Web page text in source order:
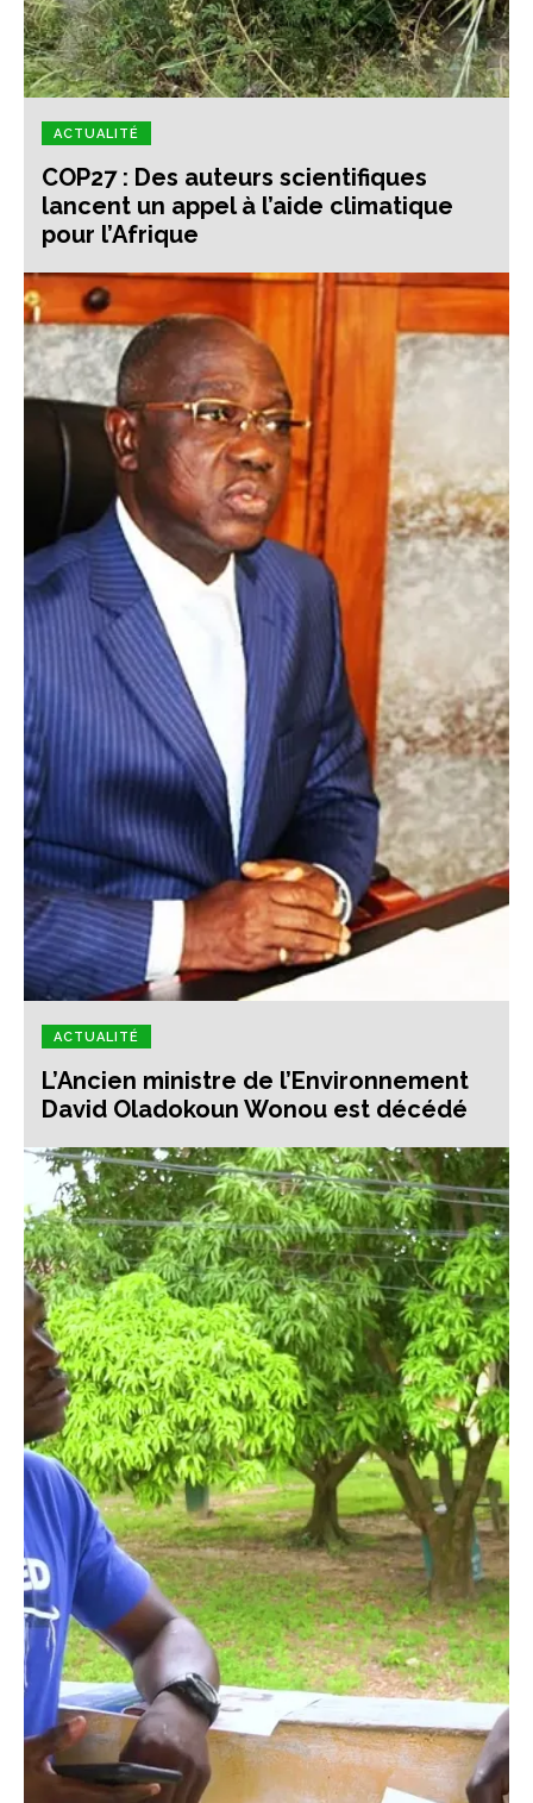
ACTUALITÉ
COP27 : Des auteurs scientifiques
lancent un appel à l’aide climatique
pour l’Afrique
ACTUALITÉ
L’Ancien ministre de l’Environnement
David Oladokoun Wonou est décédé